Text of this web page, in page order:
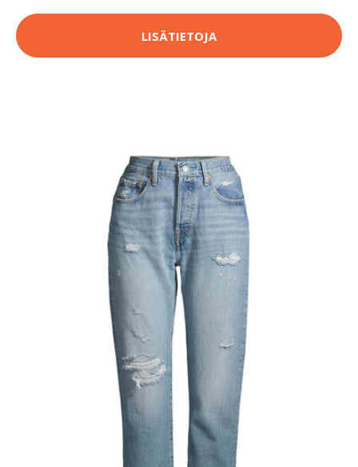
LISÄTIETOJA